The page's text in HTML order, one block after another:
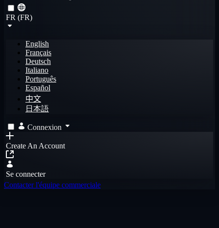
FR (FR)
English
Français
Deutsch
Italiano
Português
Español
中文
日本語
Connexion
Create An Account
Se connecter
Contacter l'équipe commerciale